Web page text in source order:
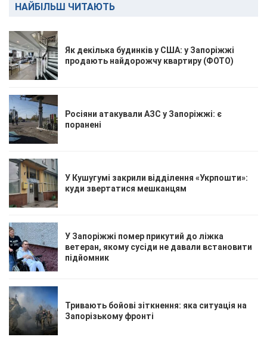
НАЙБІЛЬШ ЧИТАЮТЬ
Як декілька будинків у США: у Запоріжжі
продають найдорожчу квартиру (ФОТО)
Росіяни атакували АЗС у Запоріжжі: є
поранені
У Кушугумі закрили відділення «Укрпошти»:
куди звертатися мешканцям
У Запоріжжі помер прикутий до ліжка
ветеран, якому сусіди не давали встановити
підйомник
Тривають бойові зіткнення: яка ситуація на
Запорізькому фронті